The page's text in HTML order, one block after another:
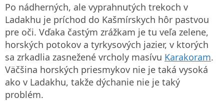
Po nádherných, ale vyprahnutých trekoch v
Ladakhu je príchod do Kašmírskych hôr pastvou
pre oči. Vďaka častým zrážkam je tu veľa zelene,
horských potokov a tyrkysových jazier, v ktorých
sa zrkadlia zasnežené vrcholy masívu Karakoram.
Väčšina horských priesmykov nie je taká vysoká
ako v Ladakhu, takže dýchanie nie je taký
problém.